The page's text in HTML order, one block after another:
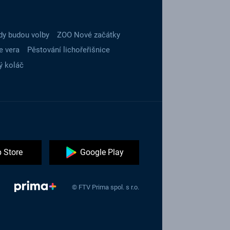
budou volby
ZOO Nové začátky
vera
Pěstování lichořeřišnice
koláč
Store Google Play
© FTV Prima spol. s r.o.